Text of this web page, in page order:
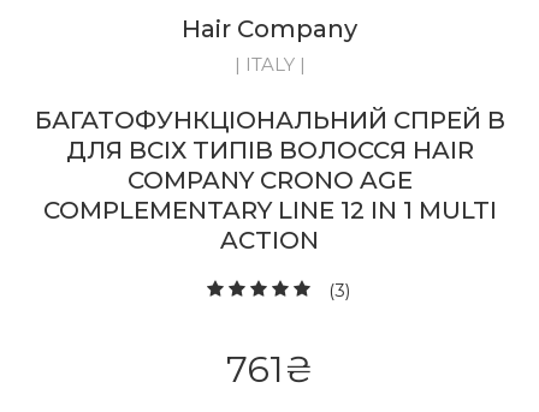
Hair Company
| ITALY |
БАГАТОФУНКЦІОНАЛЬНИЙ СПРЕЙ В
ДЛЯ ВСІХ ТИПІВ ВОЛОССЯ HAIR
COMPANY CRONO AGE
COMPLEMENTARY LINE 12 IN 1 MULTI
ACTION
(3)
761₴